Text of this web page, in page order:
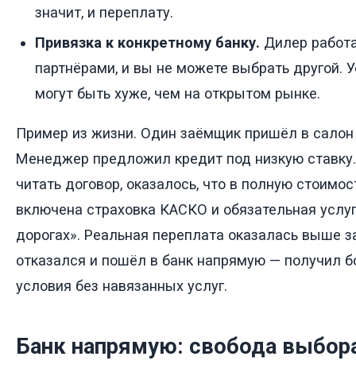
значит, и переплату.
Привязка к конкретному банку. Дилер
партнёрами, и вы не можете выбрать другой.
могут быть хуже, чем на открытом рынке.
Пример из жизни. Один заёмщик пришёл в салон
Менеджер предложил кредит под низкую
читать договор, оказалось, что в полную
включена страховка КАСКО и обязательная
дорогах». Реальная переплата оказалась выше
отказался и пошёл в банк напрямую — получил
условия без навязанных услуг.
Банк напрямую: свобода